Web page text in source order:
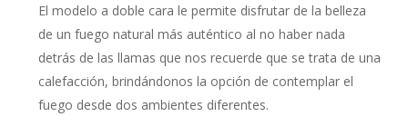
El modelo a doble cara le permite disfrutar de la belleza
de un fuego natural más auténtico al no haber nada
detrás de las llamas que nos recuerde que se trata de una
calefacción, brindándonos la opción de contemplar el
fuego desde dos ambientes diferentes.